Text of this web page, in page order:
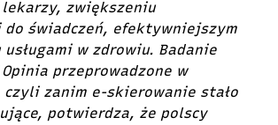
zwiększeniu
do świadczeń, efektywniejszym
w zdrowiu. Badanie
Opinia przeprowadzone w
zanim e-skierowanie stało
potwierdza, że polscy